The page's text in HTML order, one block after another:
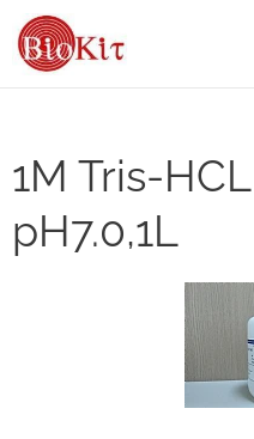
1M Tris-
pH7.0,1L